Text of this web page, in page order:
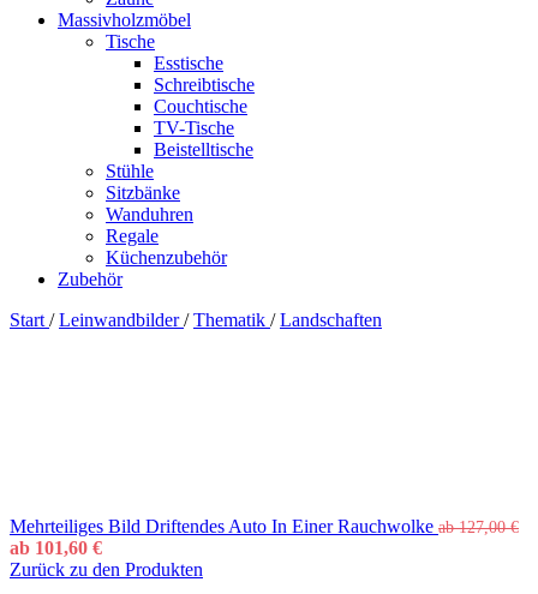
Massivholzmöbel
Tische
Esstische
Schreibtische
Couchtische
TV-Tische
Beistelltische
Stühle
Sitzbänke
Wanduhren
Regale
Küchenzubehör
Zubehör
Start / Leinwandbilder/ Thematik / Landschaften
Mehrteiliges Bild Driftendes Auto In Einer Rauchwolke ab127,00€
ab 101,60 €
Zurück zu den Produkten